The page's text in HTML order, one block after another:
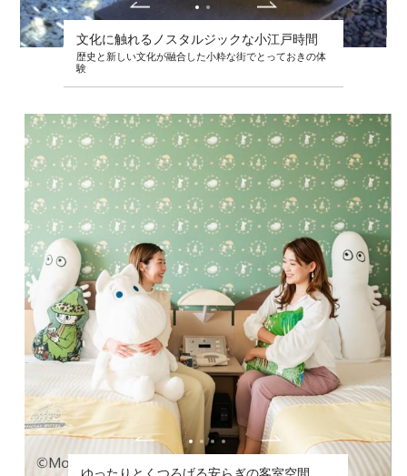
文化に触れるノスタルジックな小江戸時間
歴史と新しい文化が融合した小粋な街でとっておきの体
験
ゆったりとくつろげる安らぎの客室空間